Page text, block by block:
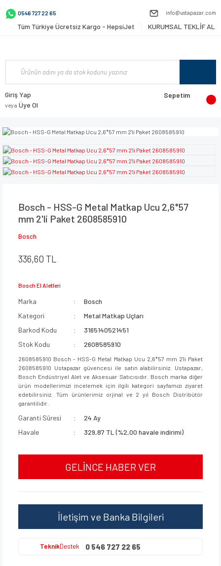
0546 727 22 65 info@ustapazar.com
Tüm Türkiye Ücretsiz Kargo - HepsiJet KURUMSAL TEKLİF AL
Giriş Yap
veya Üye Ol
Sepetim
Bosch - HSS-G Metal Matkap Ucu 2,6*57
mm 2'li Paket 2608585910
Bosch
336,60 TL
Bosch El Aletleri
Marka
Bosch
Kategori
Metal Matkap Uçları
Barkod Kodu
3165140521451
Stok Kodu
2608585910
2608585910 Bosch - HSS-G Metal Matkap Ucu 2,6*57 mm 2'li Paket
2608585910 Ustapazar güvencesi ile satın alabilirsiniz. Ustapazar,
Bosch Endüstriyel Alet ve Aksesuar Satıcısıdır. Bosch marka diğer
ürün modellerimizi incelemek için ilgili kategori sayfamızı ziyaret
edebilirsiniz. Tüm ürünlerimiz orjinal ve 2 yıl Bosch Distribütör
garantilidir.
Garanti Süresi
24 Ay
Havale
329,87 TL (%2,00 havale indirimi)
GELİNCE HABER VER
İletişim ve Banka Bilgileri
TeknikDestek 0 546 727 22 65